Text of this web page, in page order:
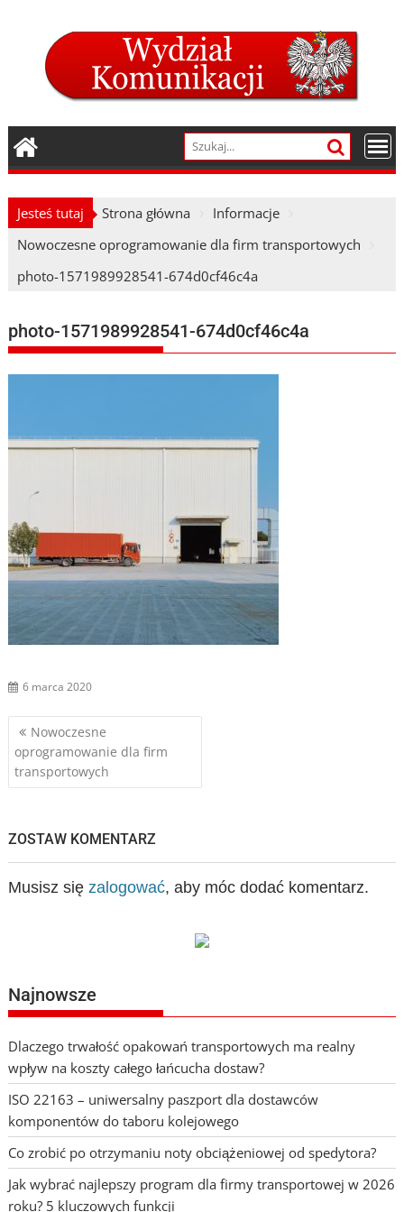
Jesteś tutaj Strona główna
Informacje
Nowoczesne oprogramowanie dla firm transportowych
photo-1571989928541-674d0cf46c4a
photo-1571989928541-674d0cf46c4a
6 marca 2020
Nawigacja
wpisu
Nowoczesne
oprogramowanie dla firm
transportowych
ZOSTAW KOMENTARZ
Musisz się zalogować, aby móc dodać komentarz.
Najnowsze
Dlaczego trwałość opakowań transportowych ma realny
wpływ na koszty całego łańcucha dostaw?
ISO 22163 – uniwersalny paszport dla dostawców
komponentów do taboru kolejowego
Co zrobić po otrzymaniu noty obciążeniowej od spedytora?
Jak wybrać najlepszy program dla firmy transportowej w 2026
roku? 5 kluczowych funkcji